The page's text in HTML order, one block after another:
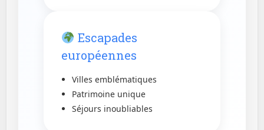
Escapades
européennes
Villes emblématiques
Patrimoine unique
Séjours inoubliables